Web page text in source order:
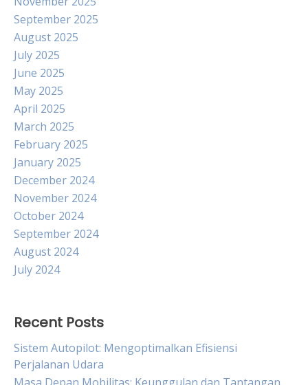
September 2025
August 2025
July 2025
June 2025
May 2025
April 2025
March 2025
February 2025
January 2025
December 2024
November 2024
October 2024
September 2024
August 2024
July 2024
Recent Posts
Sistem Autopilot: Mengoptimalkan Efisiensi
Perjalanan Udara